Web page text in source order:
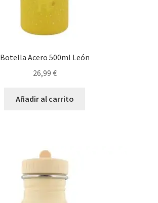
Botella Acero 500ml León
26,99 €
Añadir al carrito